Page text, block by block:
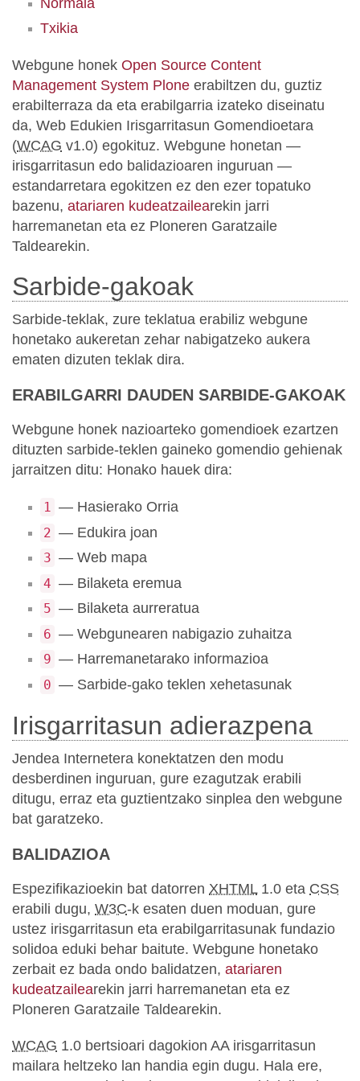
Txikia
Webgune honek Open Source Content
Management System Plone erabiltzen du, guztiz
erabilterraza da eta erabilgarria izateko diseinatu
da, Web Edukien Irisgarritasun Gomendioetara
(WCAG v1.0) egokituz. Webgune honetan —
irisgarritasun edo balidazioaren inguruan —
estandarretara egokitzen ez den ezer topatuko
bazenu, atariaren kudeatzailearekin jarri
harremanetan eta ez Ploneren Garatzaile
Taldearekin.
Sarbide-gakoak
Sarbide-teklak, zure teklatua erabiliz webgune
honetako aukeretan zehar nabigatzeko aukera
ematen dizuten teklak dira.
ERABILGARRI DAUDEN SARBIDE-GAKOAK
Webgune honek nazioarteko gomendioek ezartzen
dituzten sarbide-teklen gaineko gomendio gehienak
jarraitzen ditu: Honako hauek dira:
1 — Hasierako Orria
2 — Edukira joan
3 — Web mapa
4 — Bilaketa eremua
5 — Bilaketa aurreratua
6 — Webgunearen nabigazio zuhaitza
9 — Harremanetarako informazioa
0 — Sarbide-gako teklen xehetasunak
Irisgarritasun adierazpena
Jendea Internetera konektatzen den modu
desberdinen inguruan, gure ezagutzak erabili
ditugu, erraz eta guztientzako sinplea den webgune
bat garatzeko.
BALIDAZIOA
Espezifikazioekin bat datorren XHTML1.0 eta CSS
erabili dugu, W3C-k esaten duen moduan, gure
ustez irisgarritasun eta erabilgarritasunak fundazio
solidoa eduki behar baitute. Webgune honetako
zerbait ez bada ondo balidatzen, atariaren
kudeatzailearekin jarri harremanetan eta ez
Ploneren Garatzaile Taldearekin.
WCAG 1.0 bertsioari dagokion AA irisgarritasun
mailara heltzeko lan handia egin dugu. Hala ere,